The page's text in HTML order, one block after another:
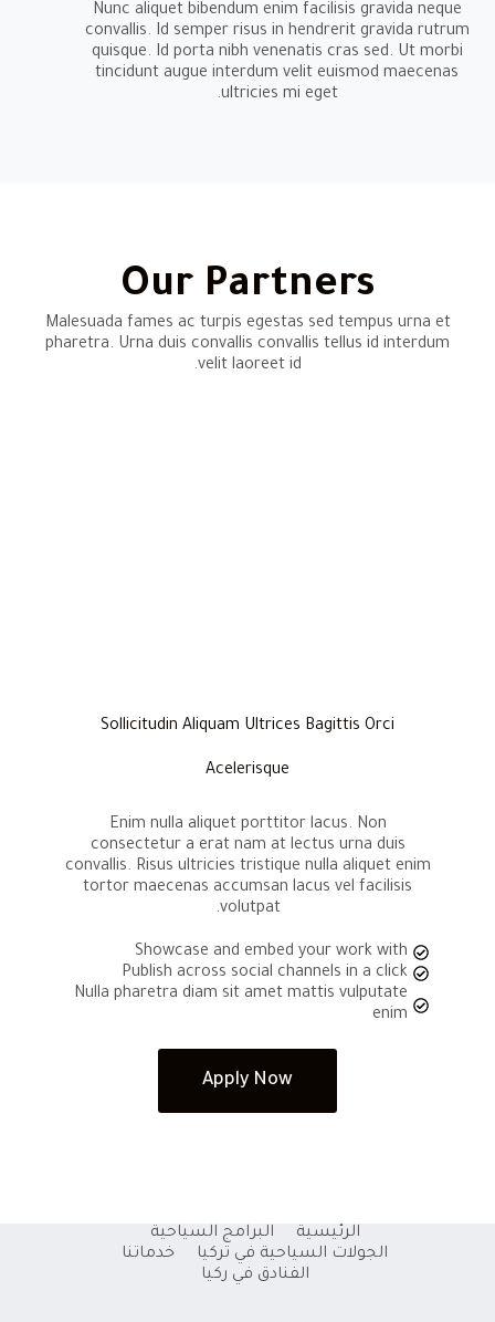
Nunc aliquet bibendum enim facilisis gravida neque
convallis. Id semper risus in hendrerit gravida rutrum
quisque. Id porta nibh venenatis cras sed. Ut morbi
tincidunt augue interdum velit euismod maecenas
ultricies mi eget.
Our Partners
Malesuada fames ac turpis egestas sed tempus urna et
pharetra. Urna duis convallis convallis tellus id interdum
velit laoreet id.
Sollicitudin Aliquam Ultrices Bagittis Orci
Acelerisque
Enim nulla aliquet porttitor lacus. Non
consectetur a erat nam at lectus urna duis
convallis. Risus ultricies tristique nulla aliquet enim
tortor maecenas accumsan lacus vel facilisis
volutpat.
Showcase and embed your work with
Publish across social channels in a click
Nulla pharetra diam sit amet mattis vulputate
enim
Apply Now
الرئيسية
البرامج السياحية
الجولات السياحية في تركيا
خدماتنا
الفنادق في ركيا